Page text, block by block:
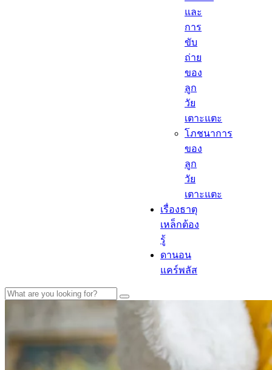
และ
การ
ขับ
ถ่าย
ของ
ลูก
วัย
เตาะแตะ
โภชนาการ
ของ
ลูก
วัย
เตาะแตะ
เรื่องธาตุ
เหล็กต้อง
รู้​
ดานอน
แคร์พลัส